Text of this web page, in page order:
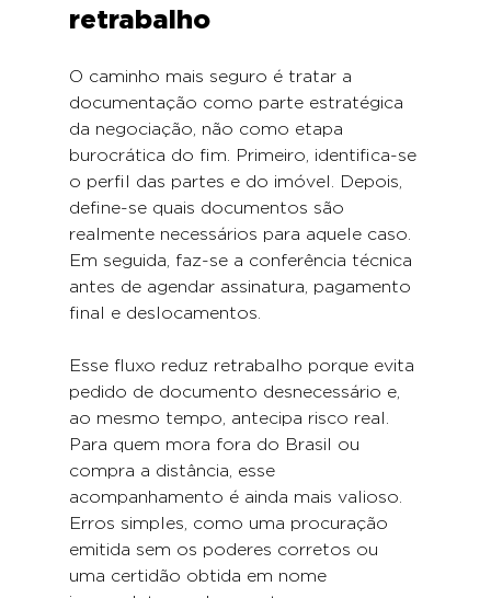
retrabalho
O caminho mais seguro é tratar a
documentação como parte estratégica
da negociação, não como etapa
burocrática do fim. Primeiro, identifica-se
o perfil das partes e do imóvel. Depois,
define-se quais documentos são
realmente necessários para aquele caso.
Em seguida, faz-se a conferência técnica
antes de agendar assinatura, pagamento
final e deslocamentos.
Esse fluxo reduz retrabalho porque evita
pedido de documento desnecessário e,
ao mesmo tempo, antecipa risco real.
Para quem mora fora do Brasil ou
compra a distância, esse
acompanhamento é ainda mais valioso.
Erros simples, como uma procuração
emitida sem os poderes corretos ou
uma certidão obtida em nome